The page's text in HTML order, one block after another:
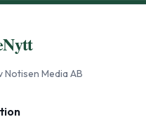
Notisen Media AB